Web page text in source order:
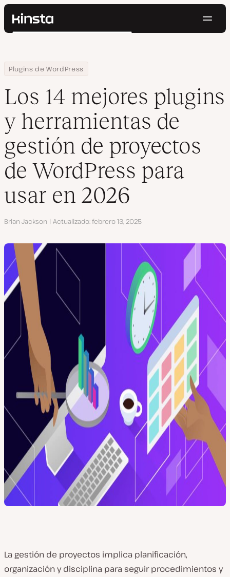
Kinsta®
Precios
Contacto
Buscar
Home
Centro de Recursos
Blog
Plugins de WordPress
Los 14 mejores plugins y herramientas de gestión de
Los 14 mejores plugins
y herramientas de
gestión de proyectos
de WordPress para
usar en 2026
Autor
Brian Jackson Actualizado febrero 13, 2025
La gestión de proyectos implica planificación,
organización y disciplina para seguir procedimientos y